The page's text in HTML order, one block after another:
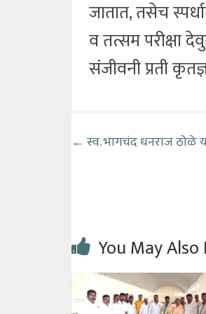
जातात, तसेच
व तत्सम परीक्षा
संजीवनी प्रती
← स्व. भागचंद धनराज ठोळे
You May Also